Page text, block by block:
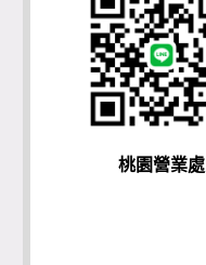
桃園營業處